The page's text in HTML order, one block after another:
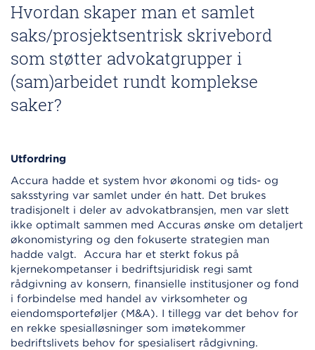
Hvordan skaper man et samlet
saks/prosjektsentrisk skrivebord
som støtter advokatgrupper i
(sam)arbeidet rundt komplekse
saker?
Utfordring
Accura hadde et system hvor økonomi og tids- og
saksstyring var samlet under én hatt. Det brukes
tradisjonelt i deler av advokatbransjen, men var slett
ikke optimalt sammen med Accuras ønske om detaljert
økonomistyring og den fokuserte strategien man
hadde valgt. Accura har et sterkt fokus på
kjernekompetanser i bedriftsjuridisk regi samt
rådgivning av konsern, finansielle institusjoner og fond
i forbindelse med handel av virksomheter og
eiendomsporteføljer (M&A). I tillegg var det behov for
en rekke spesialløsninger som imøtekommer
bedriftslivets behov for spesialisert rådgivning.